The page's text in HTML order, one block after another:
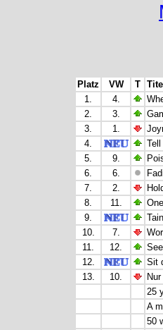
Platz VW T
1.
4.
2.
3.
3.
1.
4.
5.
9.
6.
6.
7.
2.
8.
11.
9.
10.
7.
11.
12.
12.
Sit
13.
10.
25
A
50